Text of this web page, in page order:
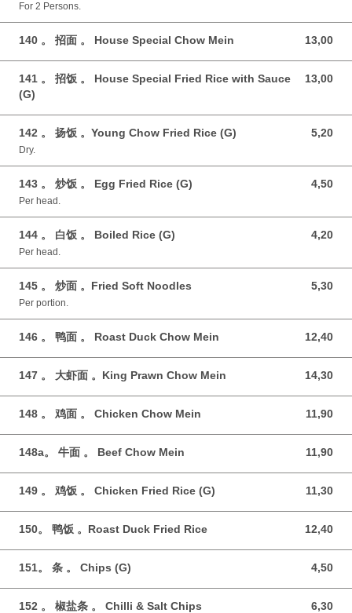
For 2 Persons.
140 。 招面 。 House Special Chow Mein 13,00
13,00 GBP
141 。 招饭 。 House Special Fried Rice with Sauce
(G)
13,00
13,00 GBP
142 。 扬饭 。Young Chow Fried Rice (G) 5,20
5,20 GBP
Dry.
143 。 炒饭 。 Egg Fried Rice (G) 4,50
4,50 GBP
Per head.
144 。 白饭 。 Boiled Rice (G) 4,20
4,20 GBP
Per head.
145 。 炒面 。Fried Soft Noodles 5,30
5,30 GBP
Per portion.
146 。 鸭面 。 Roast Duck Chow Mein 12,40
12,40 GBP
147 。 大虾面 。King Prawn Chow Mein 14,30
14,30 GBP
148 。 鸡面 。 Chicken Chow Mein 11,90
11,90 GBP
148a。 牛面 。 Beef Chow Mein 11,90
11,90 GBP
149 。 鸡饭 。 Chicken Fried Rice (G) 11,30
11,30 GBP
150。 鸭饭 。Roast Duck Fried Rice 12,40
12,40 GBP
151。 条 。 Chips (G) 4,50
4,50 GBP
152 。 椒盐条 。 Chilli & Salt Chips 6,30
6,30 GBP